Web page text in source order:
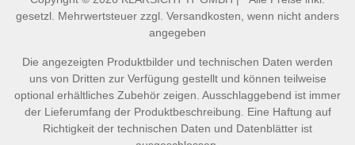
gesetzl. Mehrwertsteuer zzgl. Versandkosten, wenn nicht anders
angegeben
Die angezeigten Produktbilder und technischen Daten werden
uns von Dritten zur Verfügung gestellt und können teilweise
optional erhältliches Zubehör zeigen. Ausschlaggebend ist immer
der Lieferumfang der Produktbeschreibung. Eine Haftung auf
Richtigkeit der technischen Daten und Datenblätter ist